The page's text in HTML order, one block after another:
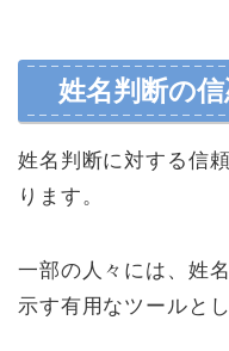
姓名判断の
姓名判断に対する信
ります。
一部の人々には、姓
示す有用なツールと